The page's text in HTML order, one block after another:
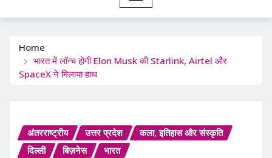
Home
भारत में लॉन्च होगी Elon Musk की Starlink, Airtel और
SpaceX ने मिलाया हाथ
अंतरराष्ट्रीय उत्तर प्रदेश
कला, इतिहास और संस्कृति
दिल्ली
बिज़नेस भारत